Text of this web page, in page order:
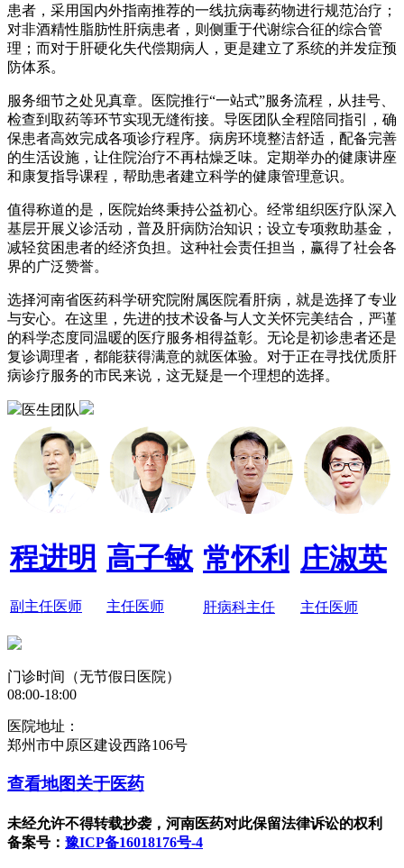
患者，采用国内外指南推荐的一线抗病毒药物进行规范治疗；
对非酒精性脂肪性肝病患者，则侧重于代谢综合征的综合管
理；而对于肝硬化失代偿期病人，更是建立了系统的并发症预
防体系。
服务细节之处见真章。医院推行“一站式”服务流程，从挂号、
检查到取药等环节实现无缝衔接。导医团队全程陪同指引，确
保患者高效完成各项诊疗程序。病房环境整洁舒适，配备完善
的生活设施，让住院治疗不再枯燥乏味。定期举办的健康讲座
和康复指导课程，帮助患者建立科学的健康管理意识。
值得称道的是，医院始终秉持公益初心。经常组织医疗队深入
基层开展义诊活动，普及肝病防治知识；设立专项救助基金，
减轻贫困患者的经济负担。这种社会责任担当，赢得了社会各
界的广泛赞誉。
选择河南省医药科学研究院附属医院看肝病，就是选择了专业
与安心。在这里，先进的技术设备与人文关怀完美结合，严谨
的科学态度同温暖的医疗服务相得益彰。无论是初诊患者还是
复诊调理者，都能获得满意的就医体验。对于正在寻找优质肝
病诊疗服务的市民来说，这无疑是一个理想的选择。
医生团队
程进明
副主任医师
高子敏
主任医师
常怀利
肝病科主任
庄淑英
主任医师
门诊时间（无节假日医院）
08:00-18:00
医院地址：
郑州市中原区建设西路106号
查看地图关于医药
未经允许不得转载抄袭，河南医药对此保留法律诉讼的权利
备案号： 豫ICP备16018176号-4